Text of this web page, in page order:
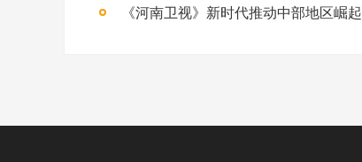
《河南卫视》新时代推动中部地区崛起